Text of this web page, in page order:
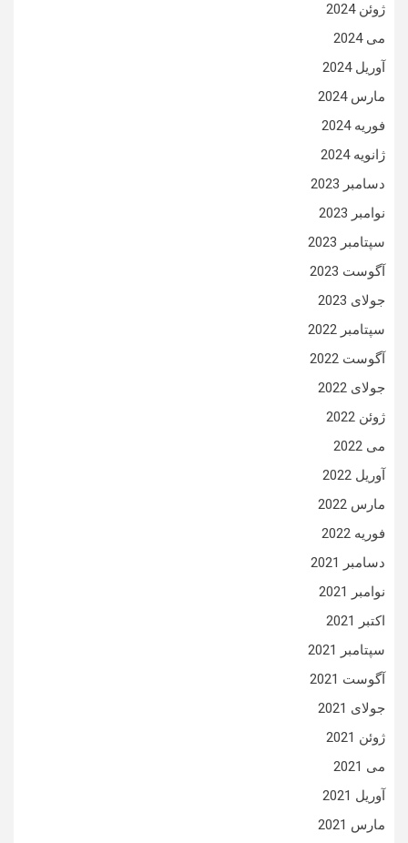
ژوئن 2024
می 2024
آوریل 2024
مارس 2024
فوریه 2024
ژانویه 2024
دسامبر 2023
نوامبر 2023
سپتامبر 2023
آگوست 2023
جولای 2023
سپتامبر 2022
آگوست 2022
جولای 2022
ژوئن 2022
می 2022
آوریل 2022
مارس 2022
فوریه 2022
دسامبر 2021
نوامبر 2021
اکتبر 2021
سپتامبر 2021
آگوست 2021
جولای 2021
ژوئن 2021
می 2021
آوریل 2021
مارس 2021